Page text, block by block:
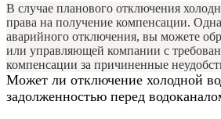
В случае планового отключения
права на получение компенсации.
аварийного отключения, вы можете
или управляющей компании с
компенсации за причиненные
Может ли отключение холодной
задолженностью перед